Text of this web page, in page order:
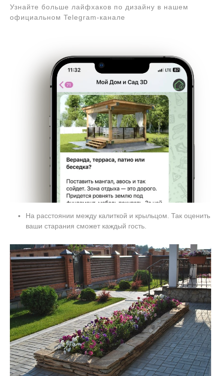
Узнайте больше лайфхаков по дизайну в нашем
официальном Telegram-канале
На расстоянии между калиткой и крыльцом. Так оценить
ваши старания сможет каждый гость.